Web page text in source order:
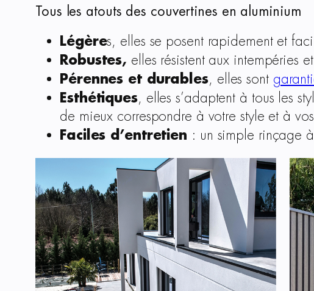
Tous les atouts des couvertines en aluminium
Légères, elles se posent rapidement et
Robustes, elles résistent aux intempéries
Pérennes et durables, elles sont
Esthétiques, elles s’adaptent à tous les
de mieux correspondre à votre style et à
Faciles d’entretien : un simple rinçage